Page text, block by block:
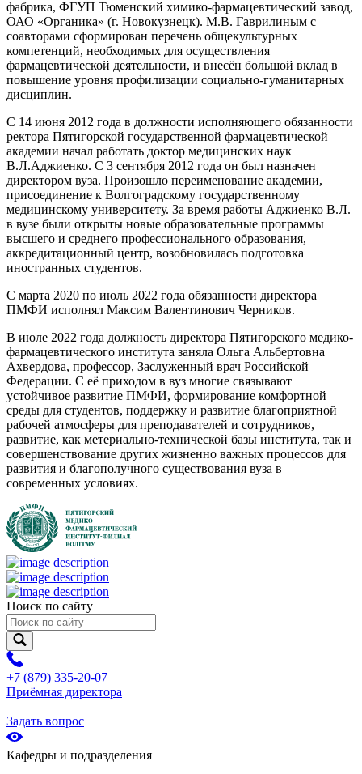
фабрика, ФГУП Тюменский химико-фармацевтический завод,
ОАО «Органика» (г. Новокузнецк). М.В. Гаврилиным с
соавторами сформирован перечень общекультурных
компетенций, необходимых для осуществления
фармацевтической деятельности, и внесён большой вклад в
повышение уровня профилизации социально-гуманитарных
дисциплин.
С 14 июня 2012 года в должности исполняющего обязанности
ректора Пятигорской государственной фармацевтической
академии начал работать доктор медицинских наук
В.Л.Аджиенко. С 3 сентября 2012 года он был назначен
директором вуза. Произошло переименование академии,
присоединение к Волгоградскому государственному
медицинскому университету. За время работы Аджиенко В.Л.
в вузе были открыты новые образовательные программы
высшего и среднего профессионального образования,
аккредитационный центр, возобновилась подготовка
иностранных студентов.
С марта 2020 по июль 2022 года обязанности директора
ПМФИ исполнял Максим Валентинович Черников.
В июле 2022 года должность директора Пятигорского медико-
фармацевтического института заняла Ольга Альбертовна
Ахвердова, профессор, Заслуженный врач Российской
Федерации. С её приходом в вуз многие связывают
устойчивое развитие ПМФИ, формирование комфортной
среды для студентов, поддержку и развитие благоприятной
рабочей атмосферы для преподавателей и сотрудников,
развитие, как метериально-технической базы института, так и
совершенствование других жизненно важных процессов для
развития и благополучного существования вуза в
современных условиях.
Поиск по сайту
+7 (879) 335-20-07
Приёмная директора
Задать вопрос
Кафедры и подразделения